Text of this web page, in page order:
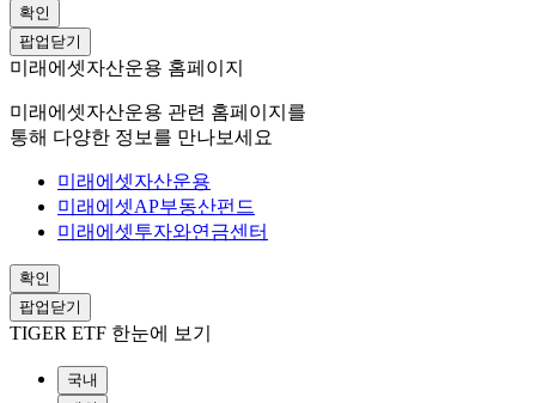
확인
팝업닫기
미래에셋자산운용 홈페이지
미래에셋자산운용 관련 홈페이지를
통해 다양한 정보를 만나보세요
미래에셋자산운용
미래에셋AP부동산펀드
미래에셋투자와연금센터
확인
팝업닫기
TIGER ETF 한눈에 보기
국내